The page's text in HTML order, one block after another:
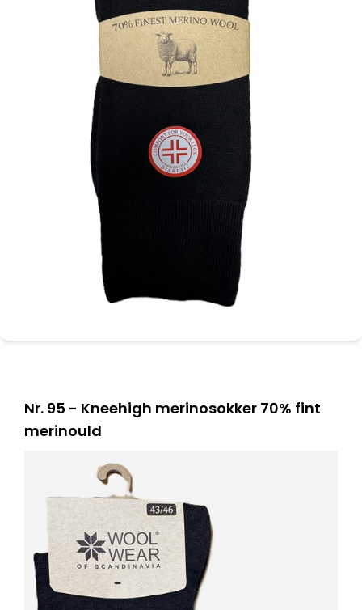
Nr. 95 - Kneehigh merinosokker 70% fint
merinould